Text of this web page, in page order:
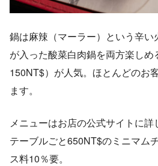
鍋は麻辣（マーラー）という辛
が入った酸菜白肉鍋を両方楽しめ
150NT$）が人気。ほとんどのお
ます。
メニューはお店の公式サイトに詳
テーブルごと650NT$のミニマム
ス料10％要。